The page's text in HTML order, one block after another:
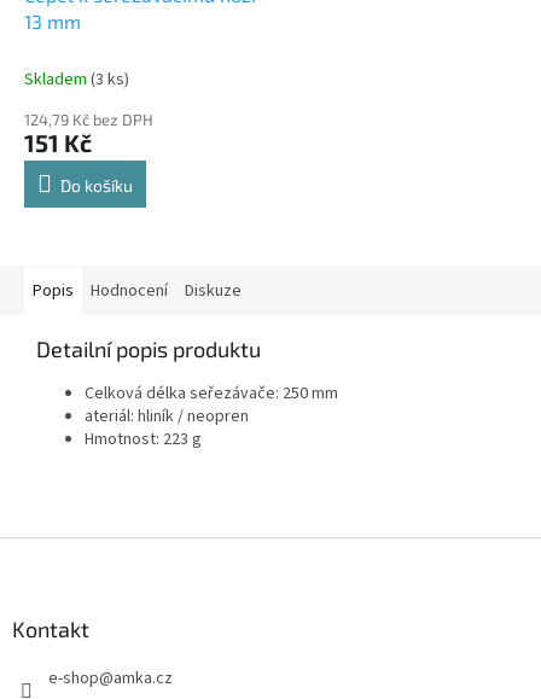
13 mm
Skladem (3 ks)
124,79 Kč bez DPH
151 Kč
Do košíku
Popis Hodnocení Diskuze
Detailní popis produktu
Celková délka seřezávače: 250 mm
ateriál: hliník / neopren
Hmotnost: 223 g
Kontakt
e-shop@amka.cz